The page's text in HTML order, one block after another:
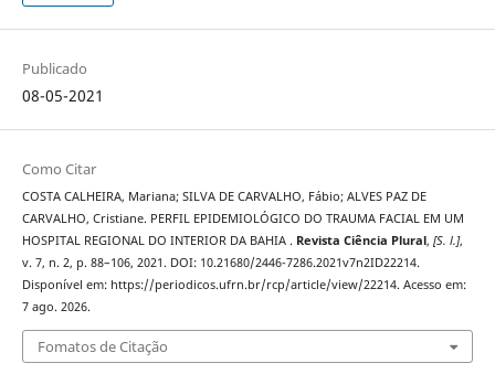
Publicado
08-05-2021
Como Citar
COSTA CALHEIRA, Mariana; SILVA DE CARVALHO, Fábio; ALVES PAZ DE
CARVALHO, Cristiane. PERFIL EPIDEMIOLÓGICO DO TRAUMA FACIAL EM UM
HOSPITAL REGIONAL DO INTERIOR DA BAHIA . Revista Ciência Plural, [S. l.],
v. 7, n. 2, p. 88–106, 2021. DOI: 10.21680/2446-7286.2021v7n2ID22214.
Disponível em: https://periodicos.ufrn.br/rcp/article/view/22214. Acesso em:
7 ago. 2026.
Fomatos de Citação